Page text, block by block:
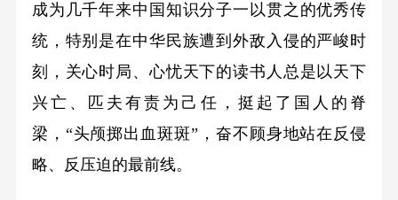
成为几千年来中国知识分子一以贯之的优秀传
统，特别是在中华民族遭到外敌入侵的严峻时
刻，关心时局、心忧天下的读书人总是以天下
兴亡、匹夫有责为己任，挺起了国人的脊
梁，“头颅掷出血斑斑”，奋不顾身地站在反侵
略、反压迫的最前线。